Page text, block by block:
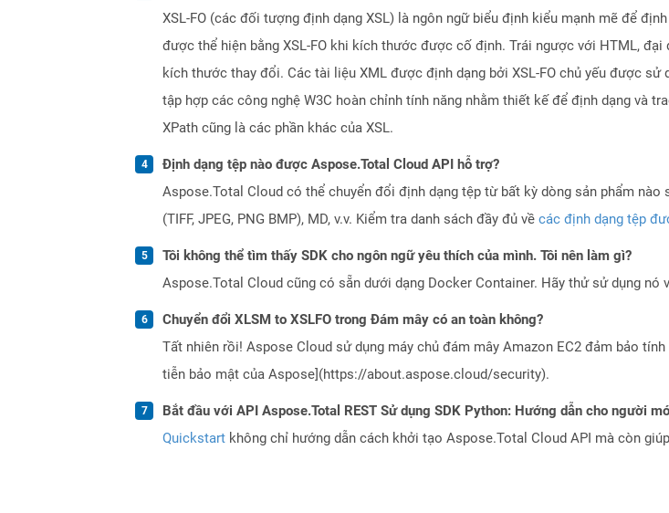
XSL-FO (các đối tượng định dạng XSL) là ngôn ngữ biểu định kiểu mạnh mẽ để
được thể hiện bằng XSL-FO khi kích thước được cố định. Trái ngược với HTML,
kích thước thay đổi. Các tài liệu XML được định dạng bởi XSL-FO chủ yếu được
tập hợp các công nghệ W3C hoàn chỉnh tính năng nhằm thiết kế để định dạng và
XPath cũng là các phần khác của XSL.
Định dạng tệp nào được Aspose.Total Cloud API hỗ trợ?
Aspose.Total Cloud có thể chuyển đổi định dạng tệp từ bất kỳ dòng sản phẩm nào
(TIFF, JPEG, PNG BMP), MD, v.v. Kiểm tra danh sách đầy đủ về các định dạng tệp
Tôi không thể tìm thấy SDK cho ngôn ngữ yêu thích của mình. Tôi nên làm gì?
Aspose.Total Cloud cũng có sẵn dưới dạng Docker Container. Hãy thử sử dụng nó
Chuyển đổi XLSM to XSLFO trong Đám mây có an toàn không?
Tất nhiên rồi! Aspose Cloud sử dụng máy chủ đám mây Amazon EC2 đảm bảo
tiễn bảo mật của Aspose](https://about.aspose.cloud/security).
Bắt đầu với API Aspose.Total REST Sử dụng SDK Python: Hướng dẫn cho người
Quickstart không chỉ hướng dẫn cách khởi tạo Aspose.Total Cloud API mà còn